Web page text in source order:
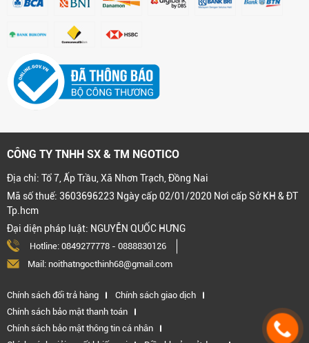
CÔNG TY TNHH SX & TM NGOTICO
Địa chỉ: Tổ 7, Ấp Trầu, Xã Nhơn Trạch, Đồng Nai
Mã số thuế: 3603696223 Ngày cấp 02/01/2020 Nơi cấp Sở KH & ĐT
Tp.hcm
Đại diện pháp luật: NGUYỄN QUỐC HƯNG
Hotline: 0849277778 - 0888830126
Mail: noithatngocthinh68@gmail.com
Chính sách đổi trả hàng
Chính sách giao dịch
Chính sách bảo mật thanh toán
Chính sách bảo mật thông tin cá nhân